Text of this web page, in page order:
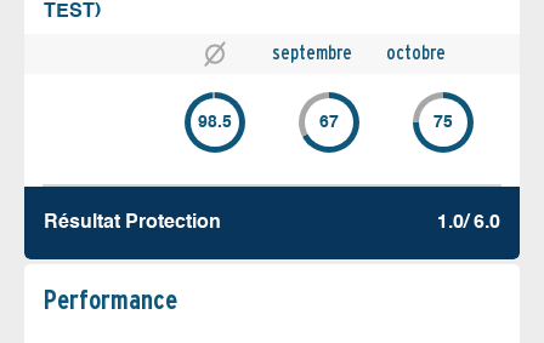
TEST)
septembre octobre
98.5 67 75
Résultat Protection 1.0/ 6.0
Performance